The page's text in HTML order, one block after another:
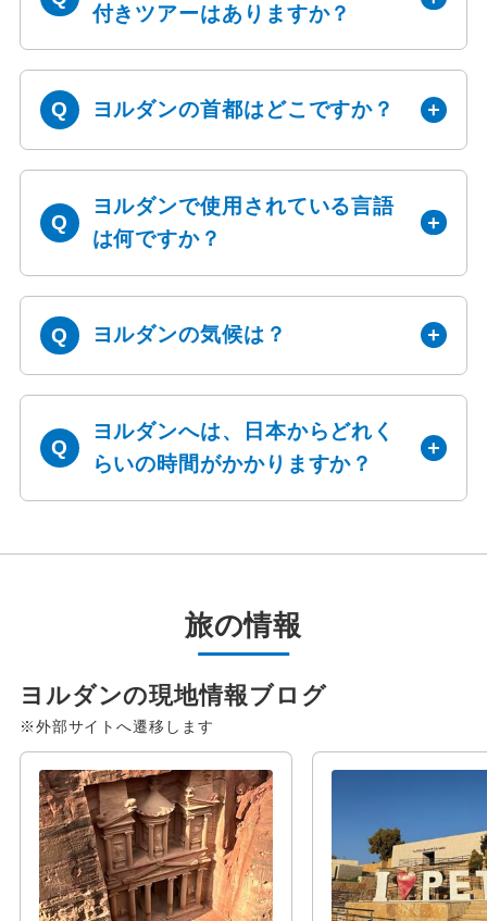
付きツアーはありますか？
ヨルダンの首都はどこですか？
ヨルダンで使用されている言語
は何ですか？
ヨルダンの気候は？
ヨルダンへは、日本からどれく
らいの時間がかかりますか？
旅の情報
ヨルダンの現地情報ブログ
※外部サイトへ遷移します